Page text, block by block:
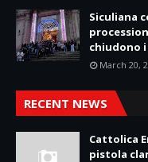
Siculiana
chiudono
March 20,
RECENT NEWS
Cattolica
pistola